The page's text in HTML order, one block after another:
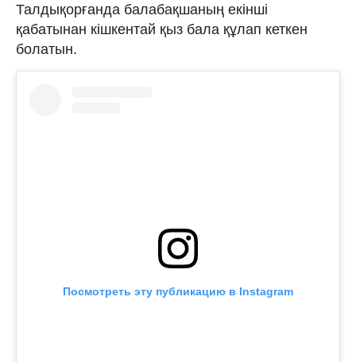
Талдықорғанда балабақшаның екінші
қабатынан кішкентай қыз бала құлап кеткен
болатын.
Посмотреть эту публикацию в Instagram